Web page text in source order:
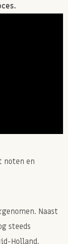
noten en
Naast
steeds
Holland.